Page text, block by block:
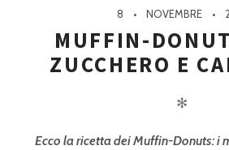
8 NOVEMBRE
MUFFIN-
ZUCCHERO E
✻
Ecco la ricetta dei Muffin-Donuts: i